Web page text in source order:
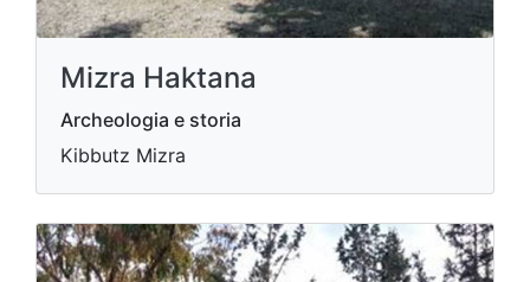
Mizra Haktana
Archeologia e storia
Kibbutz Mizra